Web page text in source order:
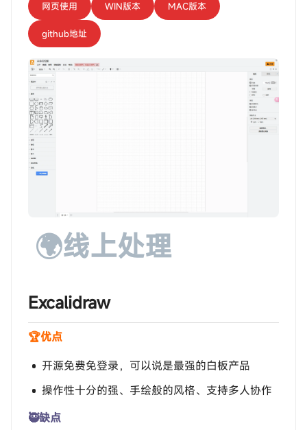
网页使用 WIN版本 MAC版本
github地址
🌍线上处理
‎‎‎‎‎‎‎ㅤExcalidraw
🏆优点
开源免费免登录，可以说是最强的白板产品
操作性十分的强、手绘般的风格、支持多人协作
🥷缺点